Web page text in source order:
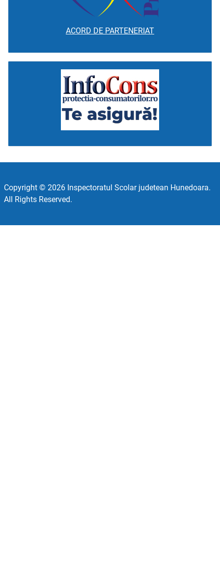
ACORD DE PARTENERIAT
Copyright © 2026 Inspectoratul Scolar judetean Hunedoara.
All Rights Reserved.